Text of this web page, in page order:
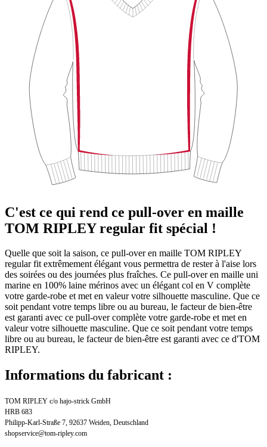
C'est ce qui rend ce pull-over en maille
TOM RIPLEY regular fit spécial !
Quelle que soit la saison, ce pull-over en maille TOM RIPLEY
regular fit extrêmement élégant vous permettra de rester à l'aise lors
des soirées ou des journées plus fraîches. Ce pull-over en maille uni
marine en 100% laine mérinos avec un élégant col en V complète
votre garde-robe et met en valeur votre silhouette masculine. Que ce
soit pendant votre temps libre ou au bureau, le facteur de bien-être
est garanti avec ce pull-over complète votre garde-robe et met en
valeur votre silhouette masculine. Que ce soit pendant votre temps
libre ou au bureau, le facteur de bien-être est garanti avec ce d'TOM
RIPLEY.
Informations du fabricant :
TOM RIPLEY c/o hajo-strick GmbH
HRB 683
Philipp-Karl-Straße 7, 92637 Weiden, Deutschland
shopservice@tom-ripley.com